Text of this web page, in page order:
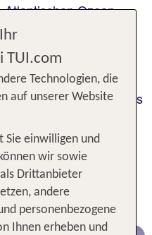
Ozean
atemberaubenden
und einer
Sie sind überaus
nach Deinen
entscheidest, ob es
Kanaren nach El
Insel wie Teneriffa
Inseln
TUI.com
Technologien, die
auf unserer Website
Sie einwilligen und
wir sowie
Drittanbieter
andere
personenbezogene
Ihnen erheben und